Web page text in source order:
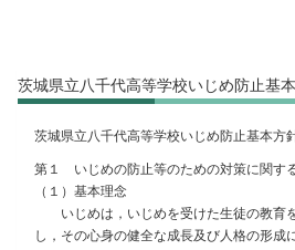
茨城県立八千代高等学校いじめ防止基
茨城県立八千代高等学校いじめ防止基本方
第１ いじめの防止等のための対策に関す
（１）基本理念
いじめは，いじめを受けた生徒の教育
し，その心身の健全な成長及び人格の形成